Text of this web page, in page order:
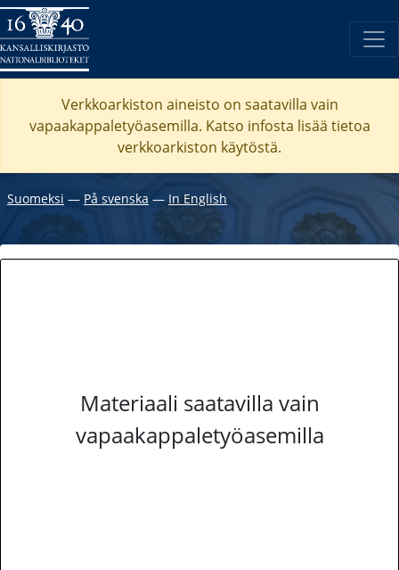
Verkkoarkiston aineisto on saatavilla vain
vapaakappaletyöasemilla. Katso infosta lisää tietoa
verkkoarkiston käytöstä.
Suomeksi ― På svenska ― In English
Materiaali saatavilla vain
vapaakappaletyöasemilla